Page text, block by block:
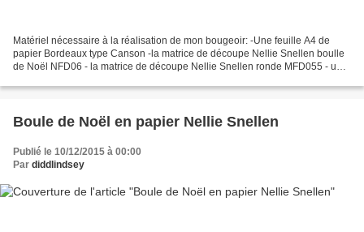
Matériel nécessaire à la réalisation de mon bougeoir: -Une feuille A4 de
papier Bordeaux type Canson -la matrice de découpe Nellie Snellen boulle
de Noël NFD06 - la matrice de découpe Nellie Snellen ronde MFD055 - une
Boule de Noël en papier Nellie Snellen
Publié le 10/12/2015 à 00:00
Par diddlindsey